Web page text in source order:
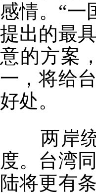
感情。“一
提出的最
意的方案
一，将给
好处。
两岸
度。台湾
陆将更有